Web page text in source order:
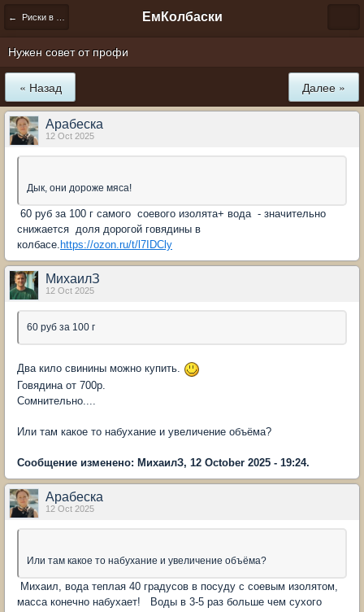
← Риски в домашнем колбасном производстве ЕмКолбаски
Нужен совет от профи
« Назад Далее »
Арабеска
12 Oct 2025
Дык, они дороже мяса!
60 руб за 100 г самого соевого изолята+ вода - значительно
снижается доля дорогой говядины в
колбасе. https://ozon.ru/t/l7IDCly
МихаилЗ
12 Oct 2025
60 руб за 100 г
Два кило свинины можно купить.
Говядина от 700р.
Сомнительно....
Или там какое то набухание и увеличение объёма?
Сообщение изменено: МихаилЗ, 12 October 2025 - 19:24.
Арабеска
12 Oct 2025
Или там какое то набухание и увеличение объёма?
Михаил, вода теплая 40 градусов в посуду с соевым изолятом,
масса конечно набухает! Воды в 3-5 раз больше чем сухого